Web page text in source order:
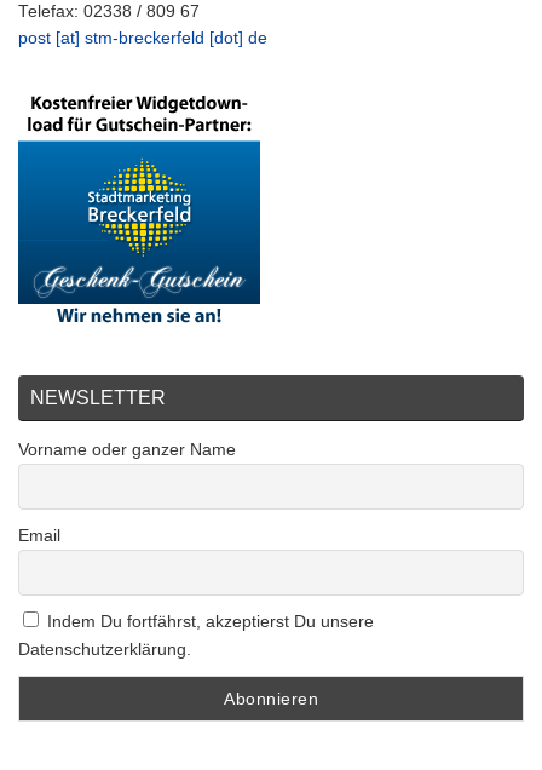
Telefax: 02338 / 809 67
post [at] stm-breckerfeld [dot] de
NEWSLETTER
Vorname oder ganzer Name
Email
Indem Du fortfährst, akzeptierst Du unsere
Datenschutzerklärung.